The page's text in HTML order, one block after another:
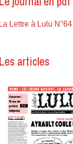
La Lettre à Lulu N°64
Les articles